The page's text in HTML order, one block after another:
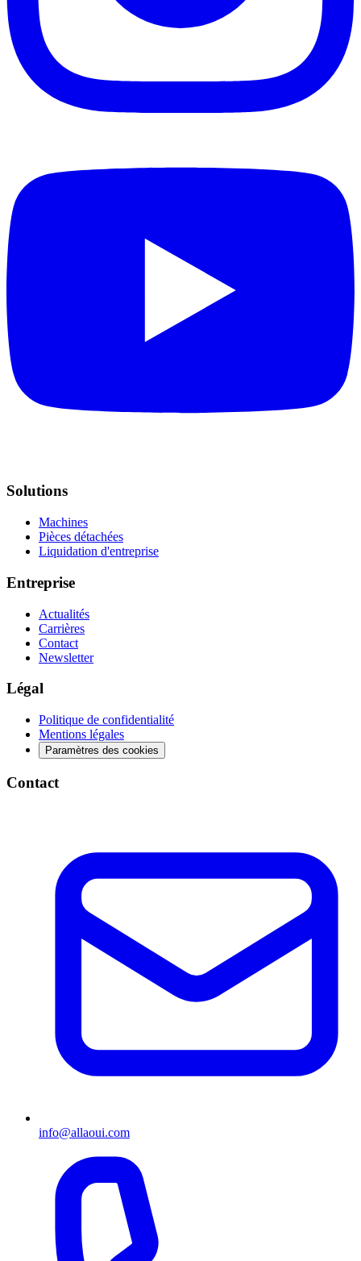
Solutions
Machines
Pièces détachées
Liquidation d'entreprise
Entreprise
Actualités
Carrières
Contact
Newsletter
Légal
Politique de confidentialité
Mentions légales
Paramètres des cookies
Contact
info@allaoui.com